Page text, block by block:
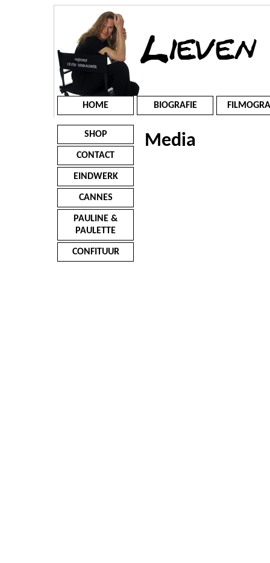
HOME BIOGRAFIE
SHOP
CONTACT
EINDWERK
CANNES
PAULINE &
PAULETTE
CONFITUUR
Media